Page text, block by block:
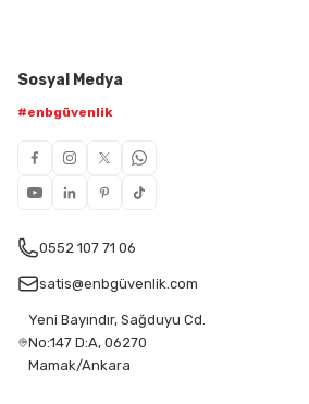
Sosyal Medya
#enbgüvenlik
0552 107 71 06
satis@enbgüvenlik.com
Yeni Bayındır, Sağduyu Cd.
No:147 D:A, 06270
Mamak/Ankara